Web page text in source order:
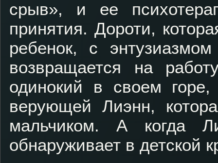
срыв», и ее
принятия. Дороти,
ребенок, с
возвращается на
одинокий в своем
верующей Лиэнн,
мальчиком. А когда
обнаруживает в детской